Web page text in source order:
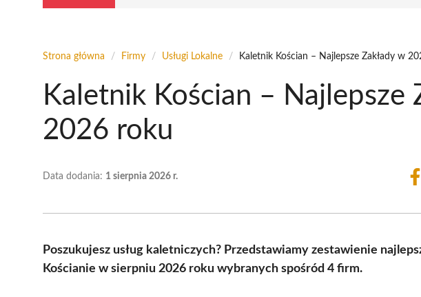
Strona główna / Firmy / Usługi Lokalne / Kaletnik Kościan – Najlepsze Zakłady w
Kaletnik Kościan – Najlepsze
2026 roku
Data dodania: 1 sierpnia 2026 r.
Poszukujesz usług kaletniczych? Przedstawiamy zestawienie
Kościanie w sierpniu 2026 roku wybranych spośród 4 firm.